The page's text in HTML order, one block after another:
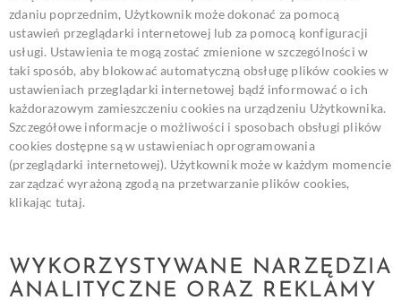
zdaniu poprzednim, Użytkownik może dokonać za pomocą
ustawień przeglądarki internetowej lub za pomocą konfiguracji
usługi. Ustawienia te mogą zostać zmienione w szczególności w
taki sposób, aby blokować automatyczną obsługę plików cookies w
ustawieniach przeglądarki internetowej bądź informować o ich
każdorazowym zamieszczeniu cookies na urządzeniu Użytkownika.
Szczegółowe informacje o możliwości i sposobach obsługi plików
cookies dostępne są w ustawieniach oprogramowania
(przeglądarki internetowej). Użytkownik może w każdym momencie
zarządzać wyrażoną zgodą na przetwarzanie plików cookies,
klikając tutaj.
WYKORZYSTYWANE NARZĘDZIA
ANALITYCZNE ORAZ REKLAMY